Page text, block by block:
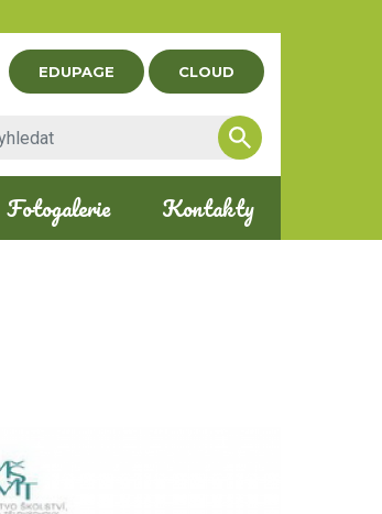
EDUPAGE CLOUD
Fotogalerie Kontakty